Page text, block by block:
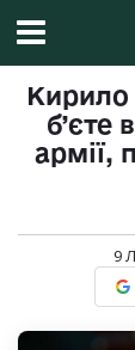
Кирило
б’єте
армії,
9